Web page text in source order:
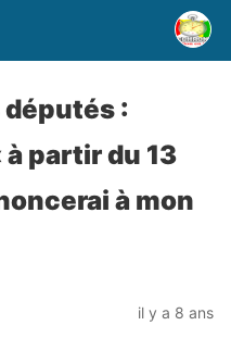
députés :
partir du 13
à mon
il y a 8 ans